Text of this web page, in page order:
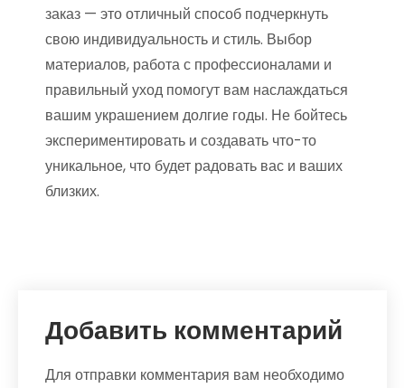
заказ — это отличный способ подчеркнуть
свою индивидуальность и стиль. Выбор
материалов, работа с профессионалами и
правильный уход помогут вам наслаждаться
вашим украшением долгие годы. Не бойтесь
экспериментировать и создавать что-то
уникальное, что будет радовать вас и ваших
близких.
Добавить комментарий
Для отправки комментария вам необходимо